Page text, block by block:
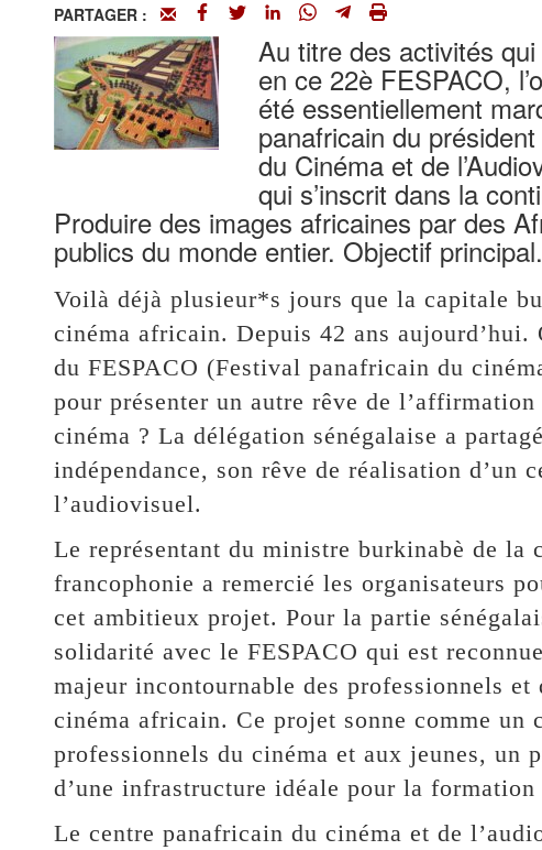
PARTAGER :
Au titre des activités
en ce 22è FESPACO,
été essentiellement
panafricain du
du Cinéma et de
qui s’inscrit dans la
Produire des images africaines par des
publics du monde entier. Objectif principal.
Voilà déjà plusieur*s jours que la capitale
cinéma africain. Depuis 42 ans
du FESPACO (Festival panafricain du
pour présenter un autre rêve de
cinéma ? La délégation sénégalaise a
indépendance, son rêve de réalisation d’un
l’audiovisuel.
Le représentant du ministre burkinabè de la
francophonie a remercié les organisateurs
cet ambitieux projet. Pour la partie
solidarité avec le FESPACO qui est
majeur incontournable des professionnels
cinéma africain. Ce projet sonne comme un
professionnels du cinéma et aux jeunes, un
d’une infrastructure idéale pour la
Le centre panafricain du cinéma et de